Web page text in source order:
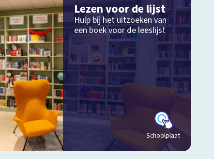
Lezen voor de lijst
Hulp bij het uitzoeken van
een boek voor de leeslijst
Schoolplaat